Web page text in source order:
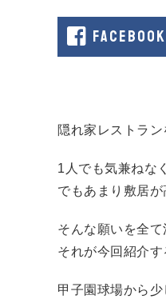
facebook
隠れ家レストラ
1人でも気兼ねな
でもあまり敷居が
そんな願いを全て
それが今回紹介
甲子園球場から少